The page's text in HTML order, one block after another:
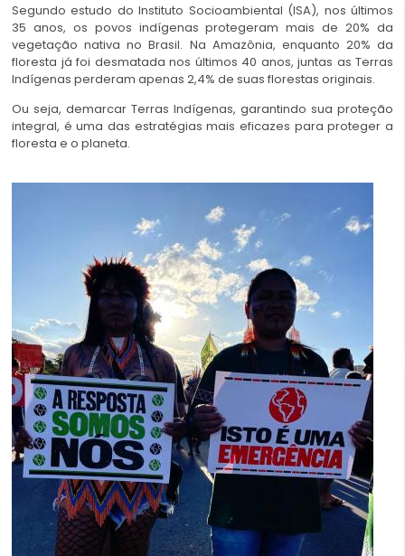
Segundo estudo do Instituto Socioambiental (ISA), nos últimos
35 anos, os povos indígenas protegeram mais de 20% da
vegetação nativa no Brasil. Na Amazônia, enquanto 20% da
floresta já foi desmatada nos últimos 40 anos, juntas as Terras
Indígenas perderam apenas 2,4% de suas florestas originais.
Ou seja, demarcar Terras Indígenas, garantindo sua proteção
integral, é uma das estratégias mais eficazes para proteger a
floresta e o planeta.